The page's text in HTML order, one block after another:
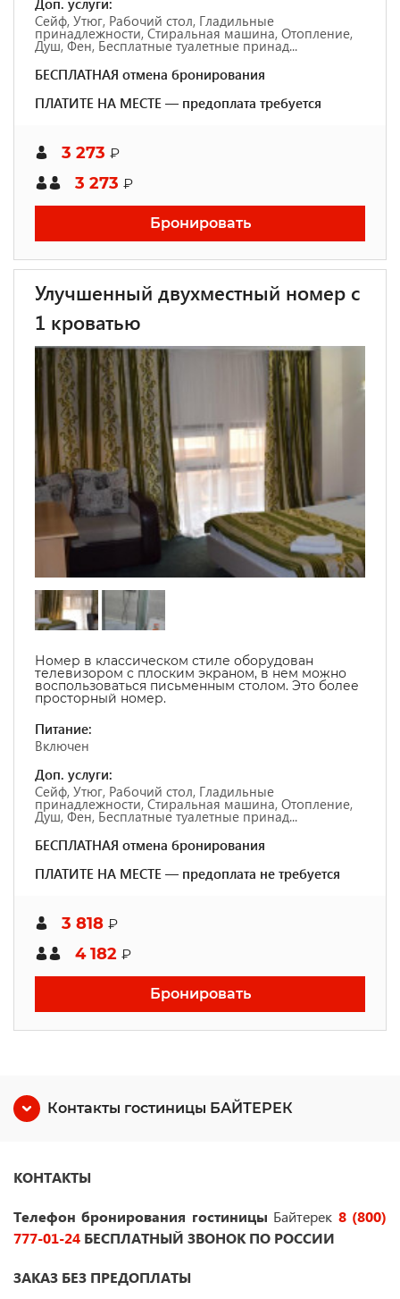
Доп. услуги:
Сейф, Утюг, Рабочий стол, Гладильные
принадлежности, Стиральная машина, Отопление,
Душ, Фен, Бесплатные туалетные принад...
БЕСПЛАТНАЯ отмена бронирования
ПЛАТИТЕ НА МЕСТЕ — предоплата требуется
3 273 ₽
3 273 ₽
Бронировать
Улучшенный двухместный номер с
1 кроватью
Номер в классическом стиле оборудован
телевизором с плоским экраном, в нем можно
воспользоваться письменным столом. Это более
просторный номер.
Питание:
Включен
Доп. услуги:
Сейф, Утюг, Рабочий стол, Гладильные
принадлежности, Стиральная машина, Отопление,
Душ, Фен, Бесплатные туалетные принад...
БЕСПЛАТНАЯ отмена бронирования
ПЛАТИТЕ НА МЕСТЕ — предоплата не требуется
3 818 ₽
4 182 ₽
Бронировать
Контакты гостиницы БАЙТЕРЕК
КОНТАКТЫ
Телефон бронирования гостиницы Байтерек 8 (800)
777-01-24 БЕСПЛАТНЫЙ ЗВОНОК ПО РОССИИ
ЗАКАЗ БЕЗ ПРЕДОПЛАТЫ